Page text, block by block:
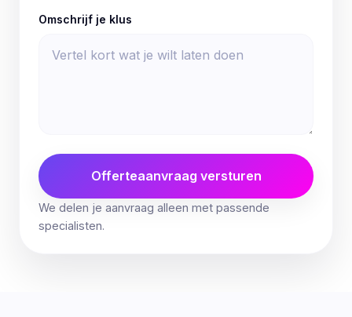
Omschrijf je klus
Offerteaanvraag versturen
We delen je aanvraag alleen met passende
specialisten.